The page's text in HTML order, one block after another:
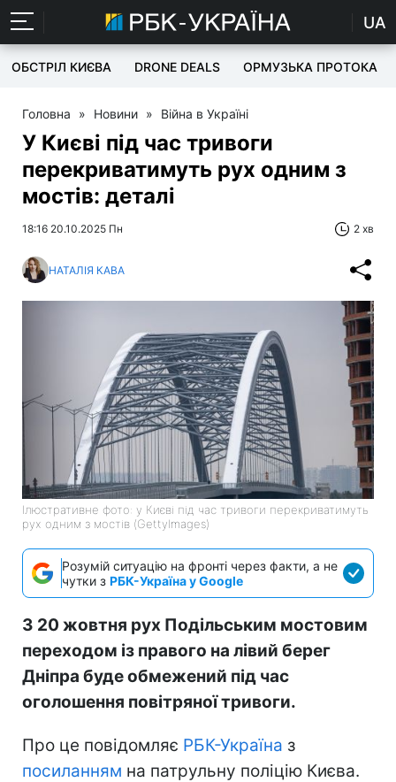
UA
ОБСТРІЛ КИЄВА DRONE DEALS ОРМУЗЬКА ПРОТОКА
Головна » Новини » Війна в Україні
У Києві під час тривоги
перекриватимуть рух одним з
мостів: деталі
18:16 20.10.2025 Пн 2 хв
НАТАЛІЯ КАВА
Ілюстративне фото: у Києві під час тривоги перекриватимуть
рух одним з мостів (GettyImages)
Розумій ситуацію на фронті через факти, а не
чутки з РБК-Україна у Google
З 20 жовтня рух Подільським мостовим
переходом із правого на лівий берег
Дніпра буде обмежений під час
оголошення повітряної тривоги.
Про це повідомляє РБК-Україна з
посиланням на патрульну поліцію Києва.